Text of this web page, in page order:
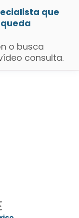
que
o busca
consulta.